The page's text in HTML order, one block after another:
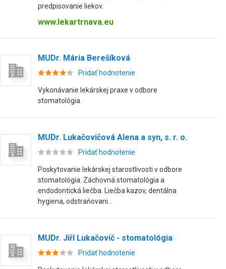
predpisovanie liekov.
www.lekartrnava.eu
MUDr. Mária Berešíková
Pridať hodnotenie
Vykonávanie lekárskej praxe v odbore
stomatológia.
MUDr. Lukačovičová Alena a syn, s. r. o.
Pridať hodnotenie
Poskytovanie lekárskej starostlivosti v odbore
stomatológia. Záchovná stomatológia a
endodontická liečba. Liečba kazov, dentálna
hygiena, odstraňovani...
MUDr. Jiří Lukačovič - stomatológia
Pridať hodnotenie